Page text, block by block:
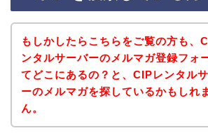
もしかしたらこちらをご覧の方も、
ンタルサーバーのメルマガ登録フォ
てどこにあるの？と、CIPレンタル
ーのメルマガを探しているかもしれ
ん。